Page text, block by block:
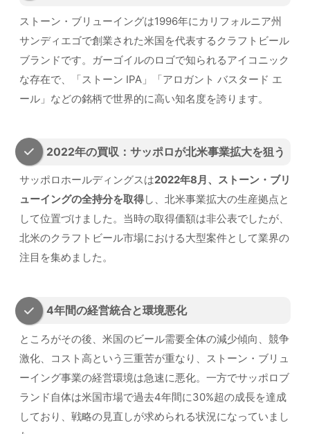
ストーン・ブリューイングは1996年にカリフォルニア州
サンディエゴで創業された米国を代表するクラフトビール
ブランドです。ガーゴイルのロゴで知られるアイコニック
な存在で、「ストーン IPA」「アロガント バスタード エ
ール」などの銘柄で世界的に高い知名度を誇ります。
2022年の買収：サッポロが北米事業拡大を狙う
サッポロホールディングスは2022年8月、ストーン・ブリ
ューイングの全持分を取得し、北米事業拡大の生産拠点と
して位置づけました。当時の取得価額は非公表でしたが、
北米のクラフトビール市場における大型案件として業界の
注目を集めました。
4年間の経営統合と環境悪化
ところがその後、米国のビール需要全体の減少傾向、競争
激化、コスト高という三重苦が重なり、ストーン・ブリュ
ーイング事業の経営環境は急速に悪化。一方でサッポロブ
ランド自体は米国市場で過去4年間に30%超の成長を達成
しており、戦略の見直しが求められる状況になっていまし